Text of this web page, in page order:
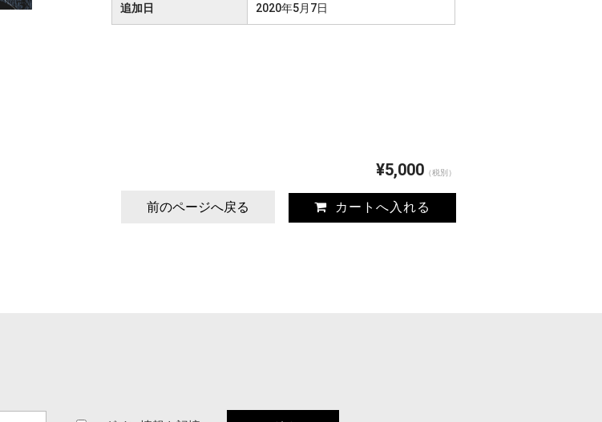
追加日 2020年5月7日
¥5,000 （税別）
前のページへ戻る